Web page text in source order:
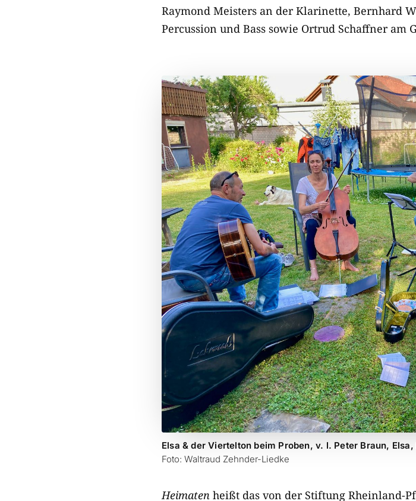
Raymond Meisters an der Klarinette, Bernhard
Percussion und Bass sowie Ortrud Schaffner am
Elsa & der Viertelton beim Proben, v. l. Peter Braun,
Foto: Waltraud Zehnder-Liedke
Heimaten heißt das von der Stiftung Rheinland-